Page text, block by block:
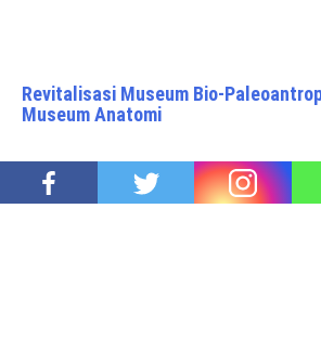
Revitalisasi Museum Bio-
Museum Anatomi